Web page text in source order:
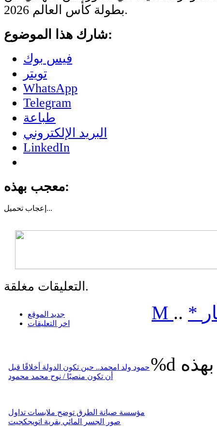
بطولة كأس العالم 2026.
شارك هذا الموضوع:
فيس بوك
تويتر
WhatsApp
Telegram
طباعة
البريد الإلكتروني
LinkedIn
معجب بهذه:
إعجاب تحميل...
التعليقات مغلقة.
جديد الموقع
اخر التعليقات
حمود ولد امحمد.. حين تكون الدولة أخلاقًا قبل
أن تكون منصبًا / نوح محمد محمود
مؤسسة صيانة الطرق توضح ملابسات تداول
صور الجسر المائي بقرية اتويجكجيت
M .. *
%d